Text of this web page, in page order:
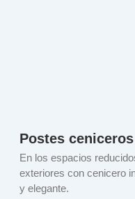
Postes
En los espacios
exteriores con cenicero
y elegante.